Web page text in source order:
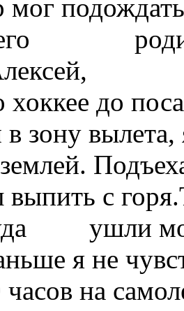
его
о хоккее
зону
выпить с
ушли мои
я не
на